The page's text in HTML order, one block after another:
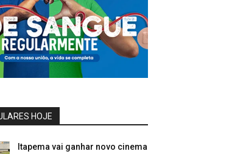
HOJE
Itapema vai ganhar novo cinema